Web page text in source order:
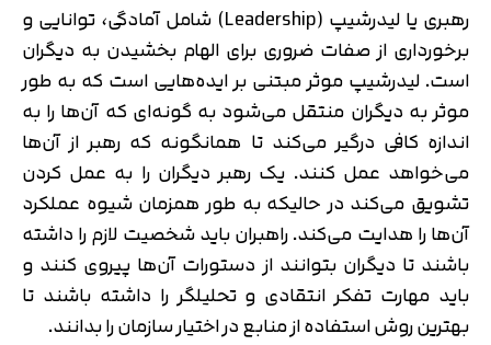
رهبری یا لیدرشیپ (Leadership) شامل آمادگی، توانایی و
برخورداری از صفات ضروری برای الهام بخشیدن به دیگران
است. لیدرشیپ موثر مبتنی بر ایده‌هایی است که به طور
موثر به دیگران منتقل می‌شود به گونه‌ای که آن‌ها را به
اندازه کافی درگیر می‌کند تا همانگونه که رهبر از آن‌ها
می‌خواهد عمل کنند. یک رهبر دیگران را به عمل کردن
تشویق می‌کند در حالیکه به طور همزمان شیوه عملکرد
آن‌ها را هدایت می‌کند. راهبران باید شخصیت لازم را داشته
باشند تا دیگران بتوانند از دستورات آن‌ها پیروی کنند و
باید مهارت تفکر انتقادی و تحلیلگر را داشته باشند تا
بهترین روش استفاده از منابع در اختیار سازمان را بدانند.